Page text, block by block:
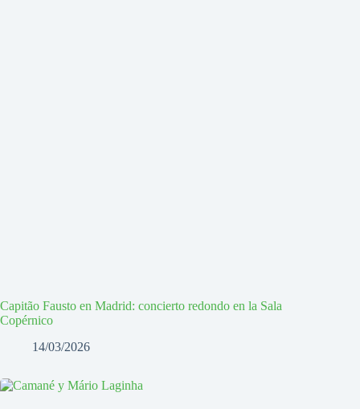
Capitão Fausto en Madrid: concierto redondo en la Sala
Copérnico
14/03/2026